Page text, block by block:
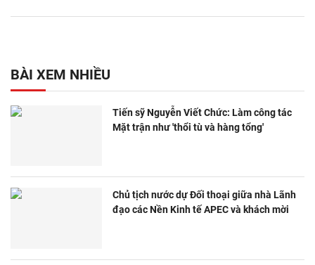
BÀI XEM NHIỀU
Tiến sỹ Nguyễn Viết Chức: Làm công tác
Mặt trận như 'thổi tù và hàng tổng'
Chủ tịch nước dự Đối thoại giữa nhà Lãnh
đạo các Nền Kinh tế APEC và khách mời